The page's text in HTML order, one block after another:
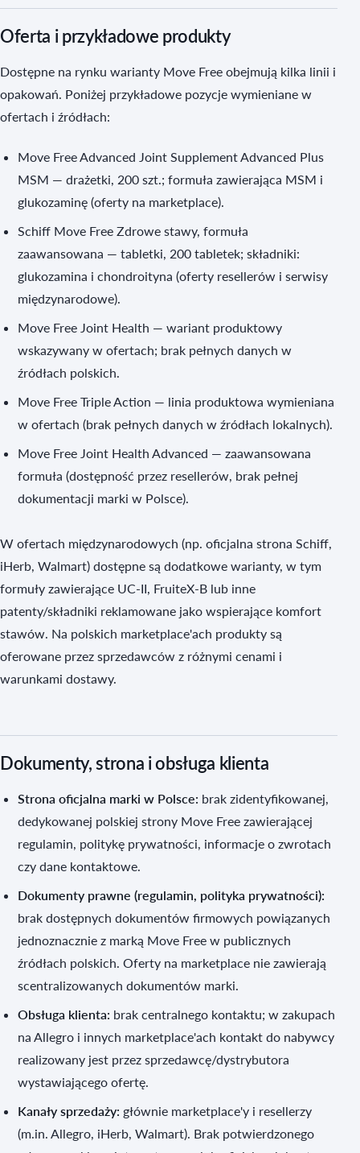
Oferta i przykładowe produkty
Dostępne na rynku warianty Move Free obejmują kilka linii i
opakowań. Poniżej przykładowe pozycje wymieniane w
ofertach i źródłach:
Move Free Advanced Joint Supplement Advanced Plus
MSM — drażetki, 200 szt.; formuła zawierająca MSM i
glukozaminę (oferty na marketplace).
Schiff Move Free Zdrowe stawy, formuła
zaawansowana — tabletki, 200 tabletek; składniki:
glukozamina i chondroityna (oferty resellerów i serwisy
międzynarodowe).
Move Free Joint Health — wariant produktowy
wskazywany w ofertach; brak pełnych danych w
źródłach polskich.
Move Free Triple Action — linia produktowa wymieniana
w ofertach (brak pełnych danych w źródłach lokalnych).
Move Free Joint Health Advanced — zaawansowana
formuła (dostępność przez resellerów, brak pełnej
dokumentacji marki w Polsce).
W ofertach międzynarodowych (np. oficjalna strona Schiff,
iHerb, Walmart) dostępne są dodatkowe warianty, w tym
formuły zawierające UC‑II, FruiteX‑B lub inne
patenty/składniki reklamowane jako wspierające komfort
stawów. Na polskich marketplace'ach produkty są
oferowane przez sprzedawców z różnymi cenami i
warunkami dostawy.
Dokumenty, strona i obsługa klienta
Strona oficjalna marki w Polsce: brak zidentyfikowanej,
dedykowanej polskiej strony Move Free zawierającej
regulamin, politykę prywatności, informacje o zwrotach
czy dane kontaktowe.
Dokumenty prawne (regulamin, polityka prywatności):
brak dostępnych dokumentów firmowych powiązanych
jednoznacznie z marką Move Free w publicznych
źródłach polskich. Oferty na marketplace nie zawierają
scentralizowanych dokumentów marki.
Obsługa klienta: brak centralnego kontaktu; w zakupach
na Allegro i innych marketplace'ach kontakt do nabywcy
realizowany jest przez sprzedawcę/dystrybutora
wystawiającego ofertę.
Kanały sprzedaży: głównie marketplace'y i resellerzy
(m.in. Allegro, iHerb, Walmart). Brak potwierdzonego